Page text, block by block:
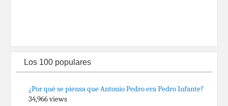
Los 100 populares
¿Por qué se piensa que Antonio Pedro era Pedro Infante?
34,966 views